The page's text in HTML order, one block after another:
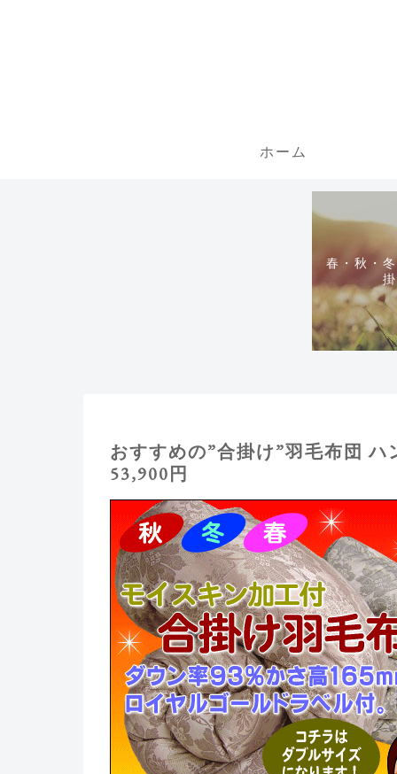
ホーム
春・秋・
おすすめの”合掛け”羽毛布団
53,900円